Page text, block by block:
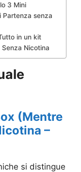
3 Mini
Partenza senza
in un kit
Nicotina
(Mentre
–
si distingue